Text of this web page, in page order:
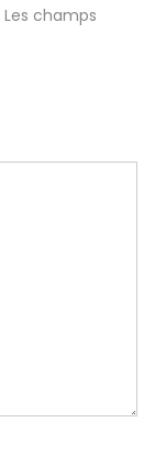
Les champs